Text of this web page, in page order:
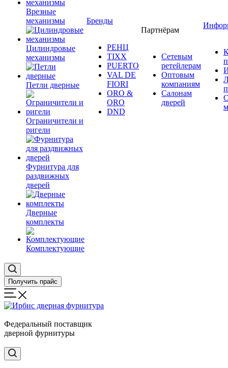
Врезные
механизмы
Цилиндровые
механизмы
Петли дверные
Ограничители и
ригели
Фурнитура для
раздвижных
дверей
Дверные
комплекты
Комплектующие
Бренды
РЕНЦ
TIXX
PUERTO
VAL DE
FIORI
ORO &
ORO
DND
Партнёрам
Сетевым
ретейлерам
Оптовым
компаниям
Салонам
дверей
Получить прайс
Федеральный поставщик
дверной фурнитуры